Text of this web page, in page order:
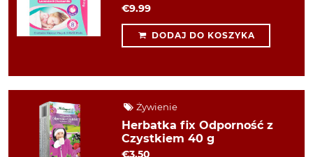
€9.99
DODAJ DO KOSZYKA
Żywienie
Herbatka fix Odporność z
Czystkiem 40 g
€3.50